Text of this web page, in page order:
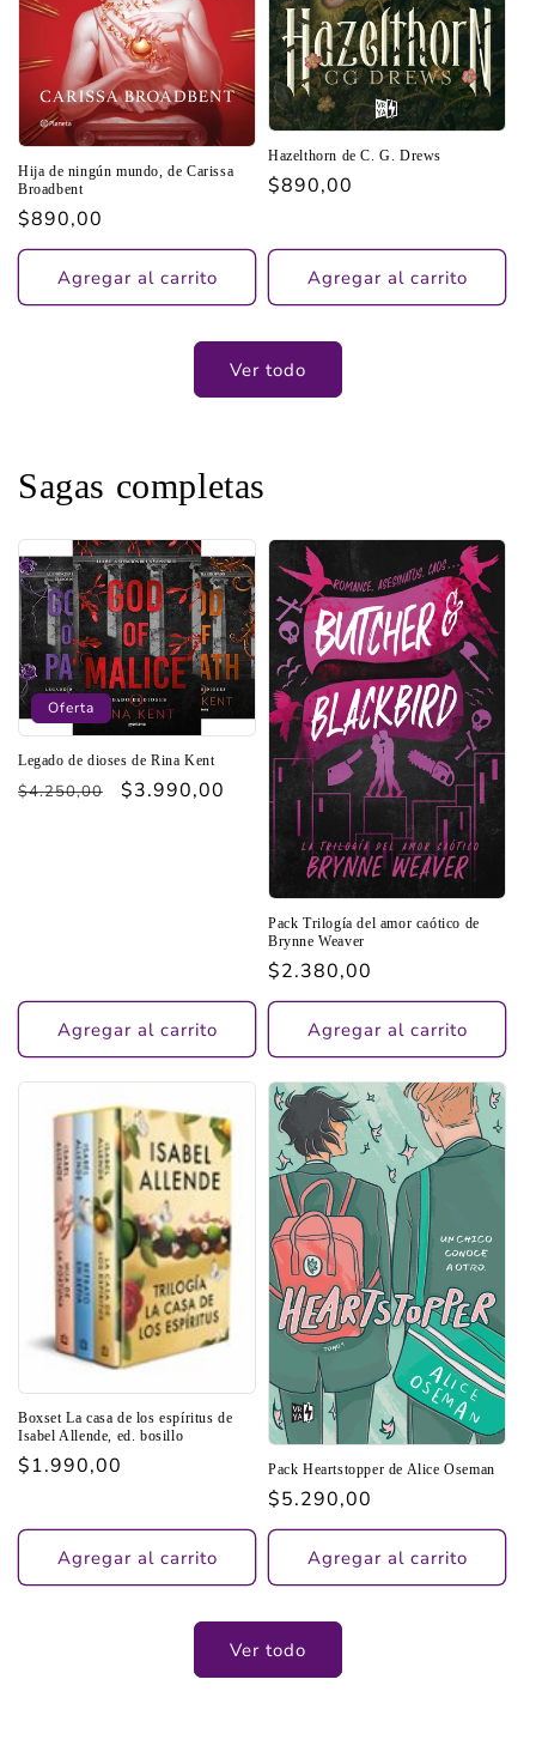
Hija de ningún mundo, de Carissa
Broadbent
Precio
habitual
$890,00
Agregar al carrito
Hazelthorn de C. G. Drews
Precio
$890,00
Agregar al carrito
Ver todo
Sagas completas
Oferta
Legado de dioses de Rina Kent
Precio
$4.250,00
Precio
$3.990,00
Agregar al carrito
Pack Trilogía del amor caótico de
Brynne Weaver
Precio
habitual
$2.380,00
Agregar al carrito
Boxset La casa de los espíritus de
Isabel Allende, ed. bosillo
Precio
$1.990,00
Agregar al carrito
Pack Heartstopper de Alice Oseman
Precio
habitual
$5.290,00
Agregar al carrito
Ver todo